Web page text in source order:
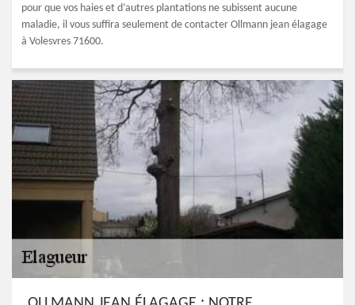
pour que vos haies et d’autres plantations ne subissent aucune
maladie, il vous suffira seulement de contacter Ollmann jean élagage
à Volesvres 71600.